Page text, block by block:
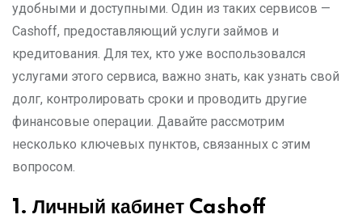
удобными и доступными. Один из таких сервисов —
Cashoff, предоставляющий услуги займов и
кредитования. Для тех, кто уже воспользовался
услугами этого сервиса, важно знать, как узнать свой
долг, контролировать сроки и проводить другие
финансовые операции. Давайте рассмотрим
несколько ключевых пунктов, связанных с этим
вопросом.
1. Личный кабинет Cashoff